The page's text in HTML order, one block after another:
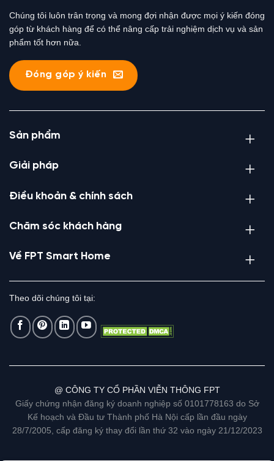
Chúng tôi luôn trân trọng và mong đợi nhận được mọi ý kiến đóng
góp từ khách hàng để có thể nâng cấp trải nghiệm dịch vụ và sản
phẩm tốt hơn nữa.
Đóng góp ý kiến
Sản phẩm
Giải pháp
Điều khoản & chính sách
Chăm sóc khách hàng
Về FPT Smart Home
Theo dõi chúng tôi tại:
@ CÔNG TY CỔ PHẦN VIỄN THÔNG FPT
Giấy chứng nhận đăng ký doanh nghiệp số 0101778163 do Sở
Kế hoạch và Đầu tư Thành phố Hà Nội cấp lần đầu ngày
28/7/2005, cấp đăng ký thay đổi lần thứ 32 vào ngày 21/12/2023